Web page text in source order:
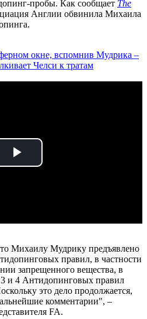
пробы. Как сообщает The
Англии обвинила Михаила
окне, вспомнив Мудрика –
Челси к тратам
Play
Михаилу Мудрику предъявлено
правил, в частности
запрещенного вещества, в
и 4 Антидопинговых правил
это дело продолжается,
комментарии", –
FA.